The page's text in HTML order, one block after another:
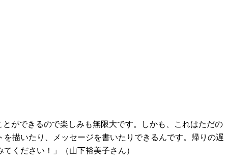
ができるので楽しみも無限大です。しかも、これはただの
描いたり、メッセージを書いたりできるんです。帰りの遅
ください！」（山下裕美子さん）